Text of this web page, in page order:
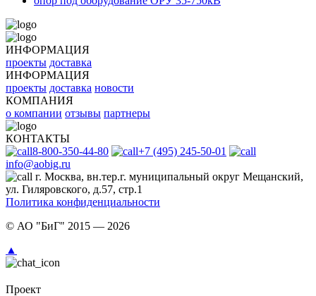
ИНФОРМАЦИЯ
проекты доставка
ИНФОРМАЦИЯ
проекты доставка новости
КОМПАНИЯ
о компании отзывы партнеры
КОНТАКТЫ
8-800-350-44-80
+7 (495) 245-50-01
info@aobig.ru
г. Москва, вн.тер.г. муниципальный округ Мещанский,
ул. Гиляровского, д.57, стр.1
Политика конфиденциальности
© АО "БиГ" 2015 — 2026
▲
Проект